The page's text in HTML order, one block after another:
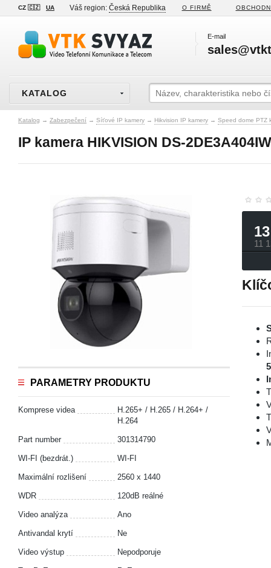
CZ 🇨🇿 UA Váš region: Česká Republika O FIRMĚ
E-mail
KATALOG
Katalog → Zabezpečení → Síťové IP kamery → Hikvision IP kamery → Speed dome PTZ
IP kamera HIKVISION DS-
PARAMETRY PRODUKTU
Komprese videa
H.265+ / H.265 / H.264+ /
H.264
Part number 301314790
WI-FI (bezdrát.) WI-FI
Maximální rozlišení 2560 x 1440
WDR 120dB reálné
Video analýza Ano
Antivandal krytí Ne
Video výstup Nepodporuje
11